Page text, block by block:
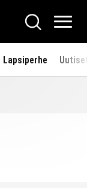
Hae
Lapsiperhe